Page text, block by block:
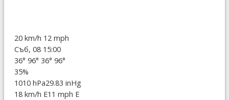
20 km/h 12 mph
Съб, 08 15:00
36° 96° 36° 96°
35%
1010 hPa29.83 inHg
18 km/h E11 mph E